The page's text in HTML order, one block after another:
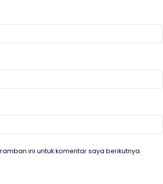
ini untuk komentar saya berikutnya.